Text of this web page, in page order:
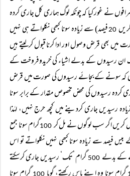
نے غور کیا کہ چونکہ لوگ ہماری کل جاری کردہ
فیصد) سے زیادہ سونا کبھی نکلواتے ہی نہیں
میں بھی قرض وصول اور ادا کرنا قبول کرلیتے ہیں
ان رسیدوں کے بدلے اشیاء کی خریدوفروخت کے
کہ سونے کے بجائے رسیدوں کی صورت میں قرض
کردہ رسیدوں کی محض مخصوص مقدار کے برابر سونا
رسیدیں جاری کردینے میں کچھ حرج نہیں، لہٰذا
کریں اگر سب لوگوں نے مل کر100
گرام سونا جمع
فیصد سے زیادہ سونا کبھی نہیں نکلواتے تو اس
کے بدلے گرام ’تک‘ رسیدیں جاری کرسکتے
100